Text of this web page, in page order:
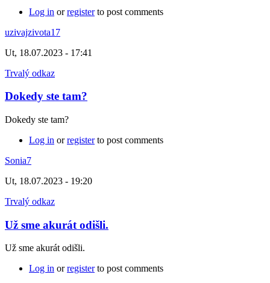
Log in orregisterto post comments
uzivajzivota17
Ut, 18.07.2023 - 17:41
Trvalý odkaz
Dokedy ste tam?
Dokedy ste tam?
Log in orregisterto post comments
Sonia7
Ut, 18.07.2023 - 19:20
Trvalý odkaz
Už sme akurát odišli.
Už sme akurát odišli.
Log in orregisterto post comments